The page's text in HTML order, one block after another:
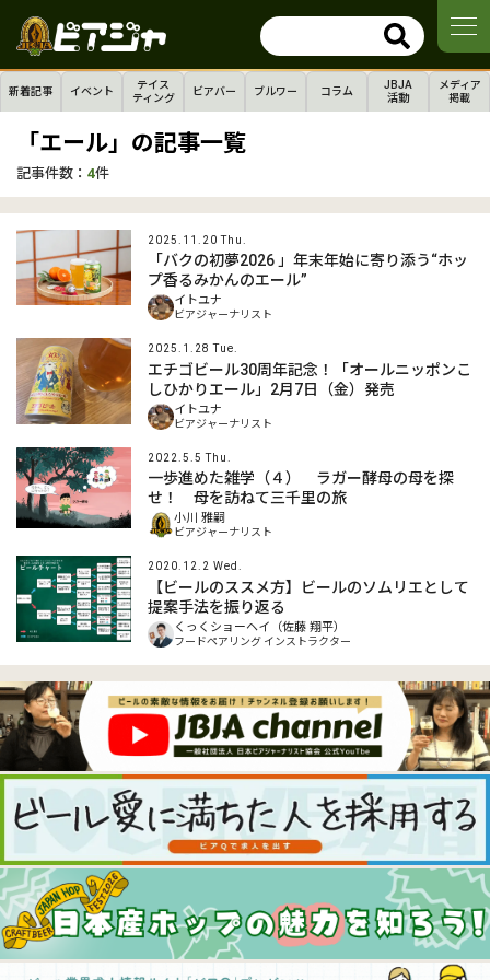
新着記事 イベント
テイス
ティング
ビアバー ブルワー コラム
JBJA
活動
メディア
掲載
「エール」の記事一覧
記事件数： 4件
2025.11.20 Thu.
「バクの初夢2026 」年末年始に寄り添う“ホッ
プ香るみかんのエール”
イトユナ
ビアジャーナリスト
2025.1.28 Tue.
エチゴビール30周年記念！「オールニッポンこ
しひかりエール」2月7日（金）発売
イトユナ
ビアジャーナリスト
2022.5.5 Thu.
一歩進めた雑学（４） ラガー酵母の母を探
せ！ 母を訪ねて三千里の旅
小川 雅嗣
ビアジャーナリスト
2020.12.2 Wed.
【ビールのススメ方】ビールのソムリエとして
提案手法を振り返る
くっくショーヘイ（佐藤 翔平）
フードペアリング インストラクター